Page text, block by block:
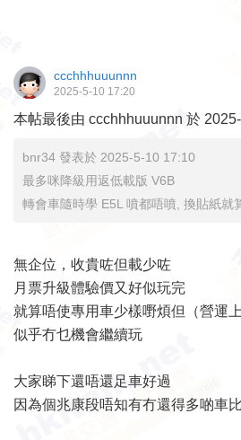
ccchhhuuunnn
2025-5-10 17:20
本帖最後由 ccchhhuuunnn 於
bnr34 發表於 2025-5-10 17:10
最多咪降級用返低載版 V6B
轉會車隨時學 E5L 噴都唔噴, 換貼紙就
無企位，收貴咗但載少咗
月票升級體驗價又好似玩完
就算唔使專用車少樣嘢煩但（營運
似乎冇乜機會繼續玩
大家睇下還唔還足車好過
因為個兆康段唔知有冇還得多啲車